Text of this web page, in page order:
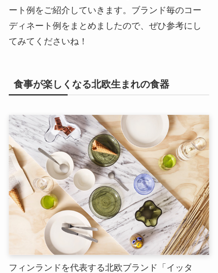
ート例をご紹介していきます。ブランド毎のコー
ディネート例をまとめましたので、ぜひ参考にし
てみてくださいね！
食事が楽しくなる北欧生まれの食器
フィンランドを代表する北欧ブランド「イッタ